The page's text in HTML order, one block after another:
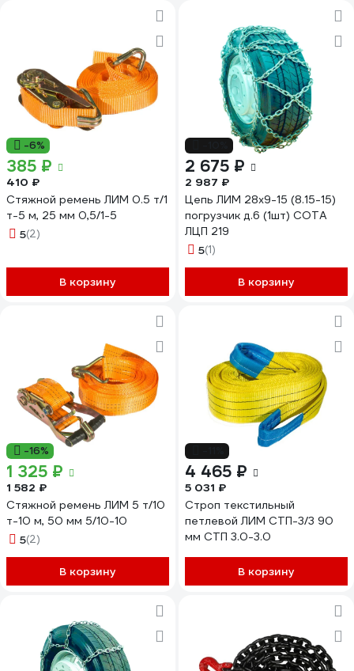
-6%
385 ₽
410 ₽
Стяжной ремень ЛИМ 0.5 т/1
т-5 м, 25 мм 0,5/1-5
5(2)
В корзину
2 675 ₽
2 987 ₽
Цепь ЛИМ 28x9-15 (8.15-15)
погрузчик д.6 (1шт) СОТА
ЛЦП 219
5(1)
В корзину
-16%
1 325 ₽
1 582 ₽
Стяжной ремень ЛИМ 5 т/10
т-10 м, 50 мм 5/10-10
5(2)
В корзину
4 465 ₽
5 031 ₽
Строп текстильный
петлевой ЛИМ СТП-3/3 90
мм СТП 3.0-3.0
В корзину